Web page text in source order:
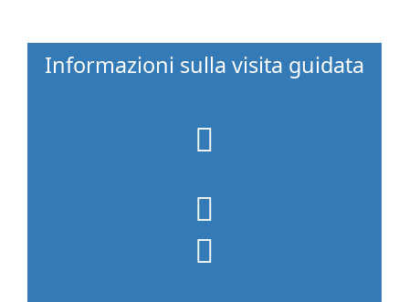
Informazioni sulla visita guidata